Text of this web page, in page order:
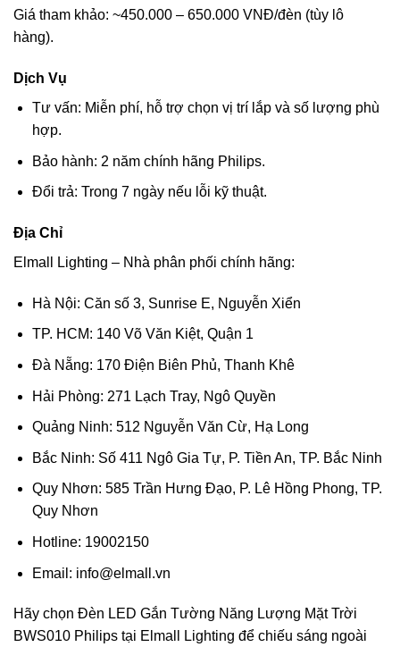
Giá tham khảo: ~450.000 – 650.000 VNĐ/đèn (tùy lô
hàng).
Dịch Vụ
Tư vấn: Miễn phí, hỗ trợ chọn vị trí lắp và số lượng phù
hợp.
Bảo hành: 2 năm chính hãng Philips.
Đổi trả: Trong 7 ngày nếu lỗi kỹ thuật.
Địa Chỉ
Elmall Lighting – Nhà phân phối chính hãng:
Hà Nội: Căn số 3, Sunrise E, Nguyễn Xiển
TP. HCM: 140 Võ Văn Kiệt, Quận 1
Đà Nẵng: 170 Điện Biên Phủ, Thanh Khê
Hải Phòng: 271 Lạch Tray, Ngô Quyền
Quảng Ninh: 512 Nguyễn Văn Cừ, Hạ Long
Bắc Ninh: Số 411 Ngô Gia Tự, P. Tiền An, TP. Bắc Ninh
Quy Nhơn: 585 Trần Hưng Đạo, P. Lê Hồng Phong, TP.
Quy Nhơn
Hotline: 19002150
Email: info@elmall.vn
Hãy chọn Đèn LED Gắn Tường Năng Lượng Mặt Trời
BWS010 Philips tại Elmall Lighting để chiếu sáng ngoài